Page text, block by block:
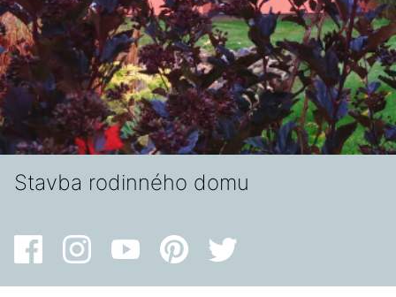
Stavba rodinného domu